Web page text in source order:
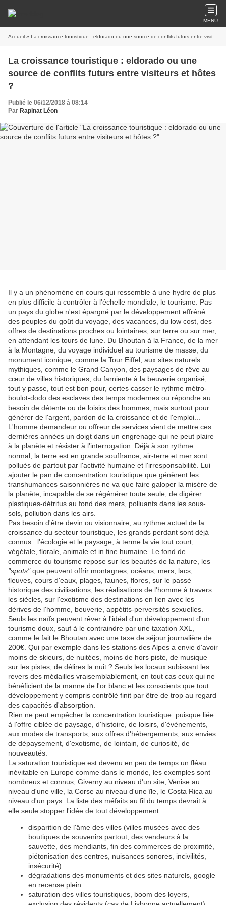
MENU
Accueil » La croissance touristique : eldorado ou une source de conflits futurs entre visiteurs et hôtes ?
La croissance touristique : eldorado ou une
source de conflits futurs entre visiteurs et hôtes
?
Publié le 06/12/2018 à 08:14
Par Rapinat Léon
Il y a un phénomène en cours qui ressemble à une hydre de plus
en plus difficile à contrôler à l'échelle mondiale, le tourisme. Pas
un pays du globe n'est épargné par le développement effréné
des peuples du goût du voyage, des vacances, du low cost, des
offres de destinations proches ou lointaines, sur terre ou sur mer,
en attendant les tours de lune. Du Bhoutan à la France, de la mer
à la Montagne, du voyage individuel au tourisme de masse, du
monument iconique, comme la Tour Eiffel, aux sites naturels
mythiques, comme le Grand Canyon, des paysages de rêve au
cœur de villes historiques, du farniente à la beuverie organisé,
tout y passe, tout est bon pour, certes casser le rythme métro-
boulot-dodo des esclaves des temps modernes ou répondre au
besoin de détente ou de loisirs des hommes, mais surtout pour
générer de l'argent, pardon de la croissance et de l'emploi...
L'homme demandeur ou offreur de services vient de mettre ces
dernières années un doigt dans un engrenage qui ne peut plaire
à la planète et résister à l'interrogation. Déjà à son rythme
normal, la terre est en grande souffrance, air-terre et mer sont
pollués de partout par l'activité humaine et l'irresponsabilité. Lui
ajouter le pan de concentration touristique que génèrent les
transhumances saisonnières ne va que faire galoper la misère de
la planète, incapable de se régénérer toute seule, de digérer
plastiques-détritus au fond des mers, polluants dans les sous-
sols, pollution dans les airs.
Pas besoin d'être devin ou visionnaire, au rythme actuel de la
croissance du secteur touristique, les grands perdant sont déjà
connus : l'écologie et le paysage, à terme la vie tout court,
végétale, florale, animale et in fine humaine. Le fond de
commerce du tourisme repose sur les beautés de la nature, les
"spots"que peuvent offrir montagnes, océans, mers, lacs,
fleuves, cours d'eaux, plages, faunes, flores, sur le passé
historique des civilisations, les réalisations de l'homme à travers
les siècles, sur l'exotisme des destinations en lien avec les
dérives de l'homme, beuverie, appétits-perversités sexuelles.
Seuls les naïfs peuvent rêver à l'idéal d'un développement d'un
tourisme doux, sauf à le contraindre par une taxation XXL,
comme le fait le Bhoutan avec une taxe de séjour journalière de
200€. Qui par exemple dans les stations des Alpes a envie d'avoir
moins de skieurs, de nuitées, moins de hors piste, de musique
sur les pistes, de délires la nuit ? Seuls les locaux subissant les
revers des médailles vraisemblablement, en tout cas ceux qui ne
bénéficient de la manne de l'or blanc et les conscients que tout
développement y compris contrôlé finit par être de trop au regard
des capacités d'absorption.
Rien ne peut empêcher la concentration touristique puisque liée
à l'offre ciblée de paysage, d'histoire, de loisirs, d'événements,
aux modes de transports, aux offres d'hébergements, aux envies
de dépaysement, d'exotisme, de lointain, de curiosité, de
nouveautés.
La saturation touristique est devenu en peu de temps un fléau
inévitable en Europe comme dans le monde, les exemples sont
nombreux et connus, Giverny au niveau d'un site, Venise au
niveau d'une ville, la Corse au niveau d'une île, le Costa Rica au
niveau d'un pays. La liste des méfaits au fil du temps devrait à
elle seule stopper l'idée de tout développement :
disparition de l'âme des villes (villes musées avec des
boutiques de souvenirs partout, des vendeurs à la
sauvette, des mendiants, fin des commerces de proximité,
piétonisation des centres, nuisances sonores, incivilités,
insécurité)
dégradations des monuments et des sites naturels, google
en recense plein
saturation des villes touristiques, boom des loyers,